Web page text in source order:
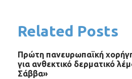
Related Posts
Πρώτη πανευρωπαϊκή
για ανθεκτικό δερματικό
Σάββα»